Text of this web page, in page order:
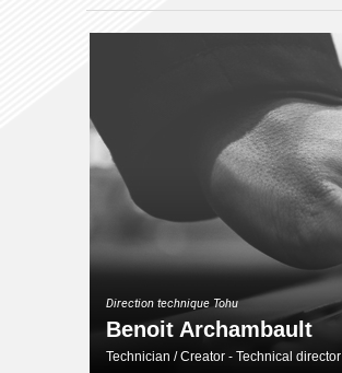
Direction technique Tohu
Benoit Archambault
Technician / Creator - Technical director